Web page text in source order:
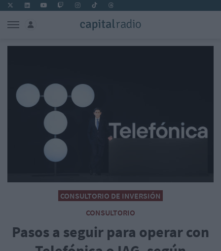
CONSULTORIO DE INVERSIÓN
CONSULTORIO
Pasos a seguir para operar con